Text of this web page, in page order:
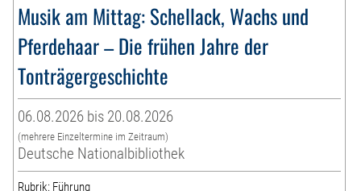
Musik am Mittag: Schellack, Wachs und
Pferdehaar – Die frühen Jahre der
Tonträgergeschichte
06.08.2026 bis 20.08.2026
(mehrere Einzeltermine im Zeitraum)
Deutsche Nationalbibliothek
Rubrik: Führung